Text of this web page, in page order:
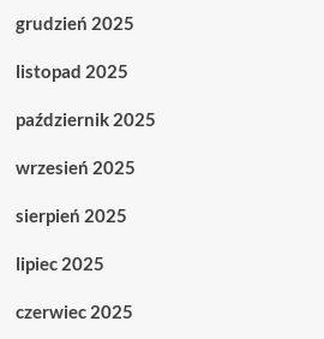
grudzień 2025
listopad 2025
październik 2025
wrzesień 2025
sierpień 2025
lipiec 2025
czerwiec 2025